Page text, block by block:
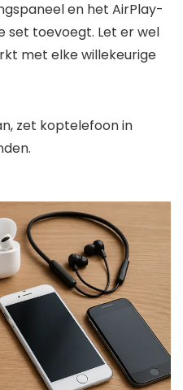
en het AirPlay-
set toevoegt. Let er wel
met elke willekeurige
zet koptelefoon in